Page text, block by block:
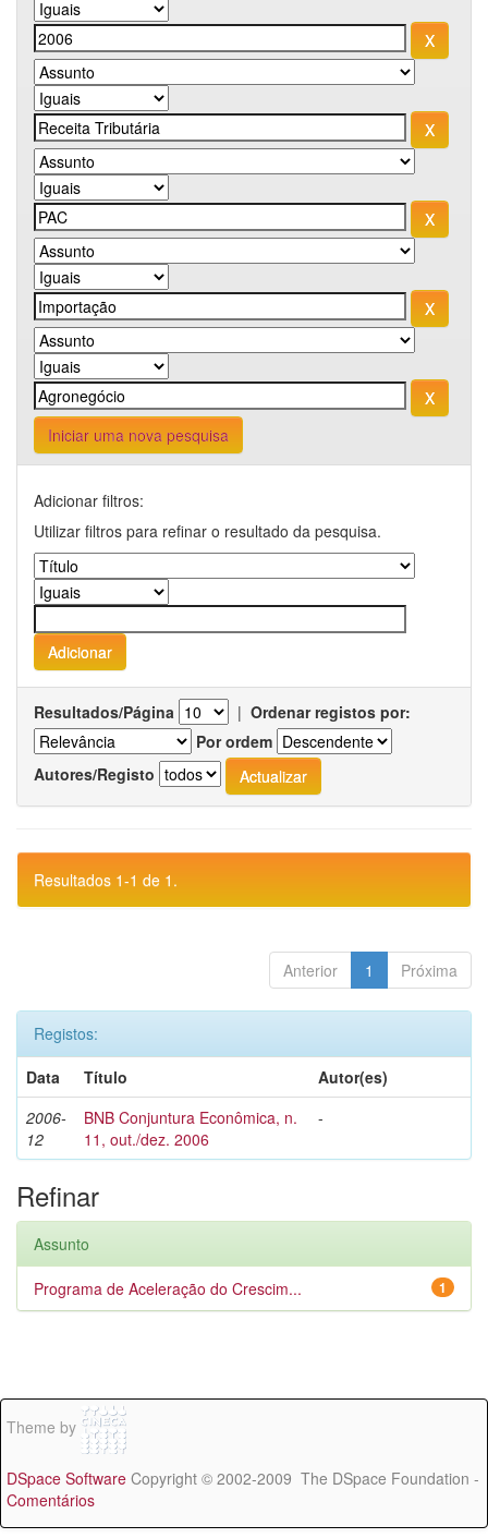
Iniciar uma nova pesquisa
Adicionar filtros:
Utilizar filtros para refinar o resultado da pesquisa.
Resultados/Página | Ordenar registos por:
Por ordem
Autores/Registo
Resultados 1-1 de 1.
Anterior 1 Próxima
Registos:
Data
Título
Autor(es)
2006-
12
BNB Conjuntura Econômica, n.
11, out./dez. 2006
-
Refinar
Assunto
1
Programa de Aceleração do Crescim...
Theme by
DSpace Software Copyright © 2002-2009 The DSpace Foundation -
Comentários